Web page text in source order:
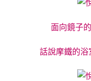
面向鏡子
話說摩鐵的